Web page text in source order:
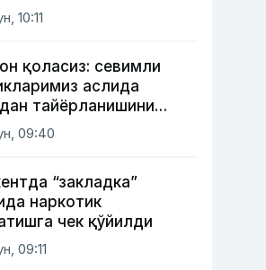
Гўзал
10:11
қоласиз: севимли
аслида
тайёрланишини
09:40
“закладка”
наркотик
чек қўйилди
09:11